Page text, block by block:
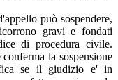
può sospendere,
gravi e fondati
di procedura civile.
la sospensione
se il giudizio e' in